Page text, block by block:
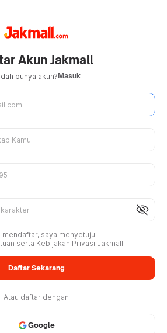
Akun Jakmall
punya akun?Masuk
visibility_off
mendaftar, saya menyetujui
serta Kebijakan Privasi Jakmall
Daftar Sekarang
Atau daftar dengan
Google